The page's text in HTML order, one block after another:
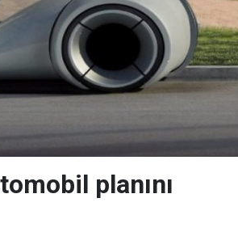
planını